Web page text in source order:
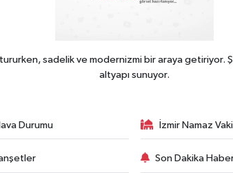
sadelik ve modernizmi bir araya getiriyor.
altyapı sunuyor.
Durumu İzmir Namaz
Son Dakika